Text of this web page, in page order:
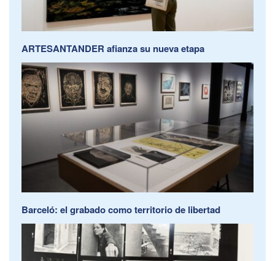
ARTESANTANDER afianza su nueva etapa
Barceló: el grabado como territorio de libertad